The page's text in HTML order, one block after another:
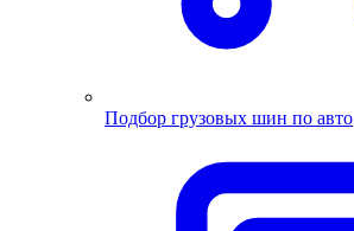
Подбор грузовых шин по авто